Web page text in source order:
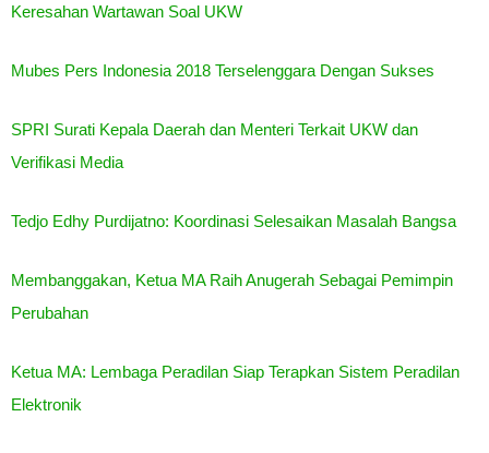
Keresahan Wartawan Soal UKW
Mubes Pers Indonesia 2018 Terselenggara Dengan Sukses
SPRI Surati Kepala Daerah dan Menteri Terkait UKW dan
Verifikasi Media
Tedjo Edhy Purdijatno: Koordinasi Selesaikan Masalah Bangsa
Membanggakan, Ketua MA Raih Anugerah Sebagai Pemimpin
Perubahan
Ketua MA: Lembaga Peradilan Siap Terapkan Sistem Peradilan
Elektronik